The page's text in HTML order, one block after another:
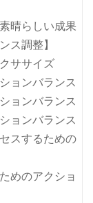
晴らしい成果
ス調整】
ササイズ
ョンバランス
ョンバランス
ョンバランス
スするための
めのアクショ